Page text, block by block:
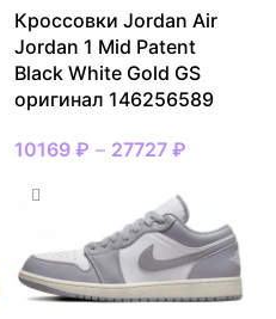
Кроссовки Jordan Air
Jordan 1 Mid Patent
Black White Gold GS
оригинал 146256589
10169 ₽ – 27727 ₽